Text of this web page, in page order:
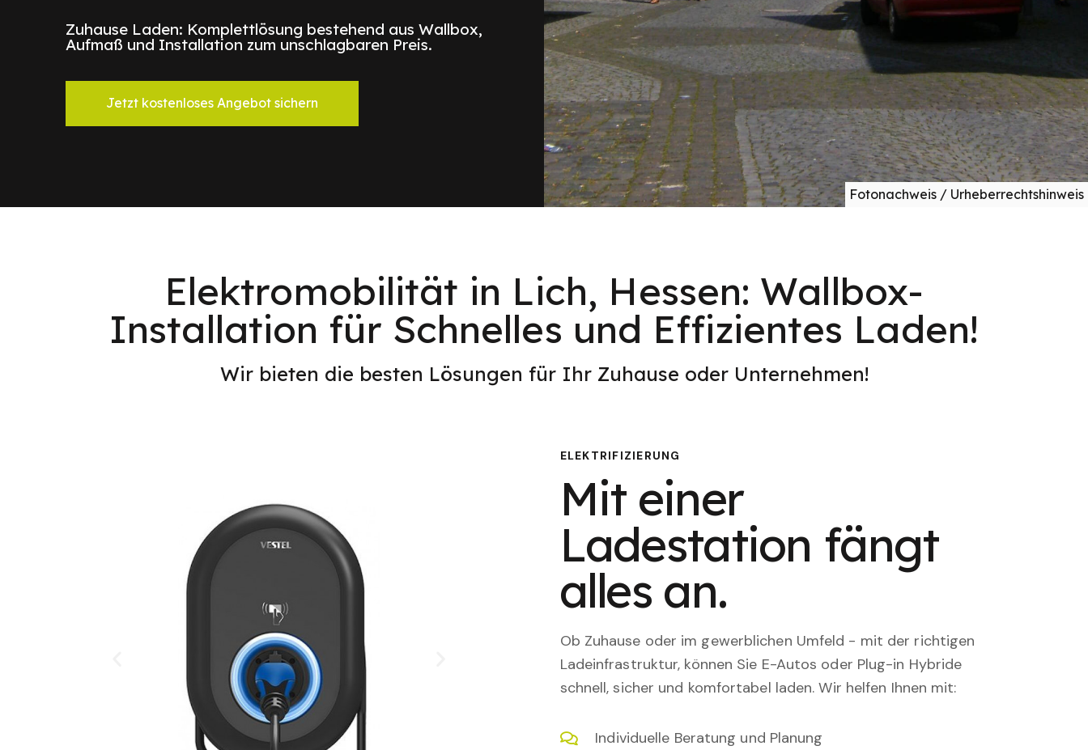
Zuhause Laden: Komplettlösung bestehend aus Wallbox,
Aufmaß und Installation zum unschlagbaren Preis.
Jetzt kostenloses Angebot sichern
Fotonachweis / Urheberrechtshinweis
Elektromobilität in Lich, Hessen: Wallbox-
Installation für Schnelles und Effizientes Laden!
Wir bieten die besten Lösungen für Ihr Zuhause oder Unternehmen!
ELEKTRIFIZIERUNG
Mit einer
Ladestation fängt
alles an.
Ob Zuhause oder im gewerblichen Umfeld - mit der richtigen
Ladeinfrastruktur, können Sie E-Autos oder Plug-in Hybride
schnell, sicher und komfortabel laden. Wir helfen Ihnen mit:
Individuelle Beratung und Planung